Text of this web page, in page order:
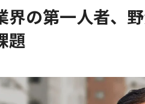
界の第一人者、
題